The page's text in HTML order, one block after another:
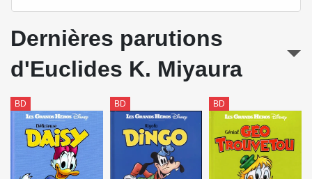
Dernières parutions
d'Euclides K. Miyaura
BD BD BD